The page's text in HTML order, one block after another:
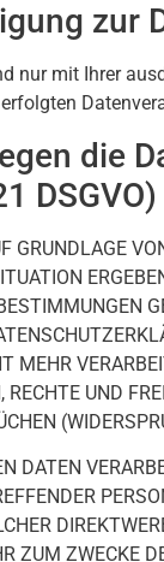
zur
nur mit Ihrer
die
DSGVO)
GRUNDLAGE
MEHR
UND
DATEN
ZUM ZWECKE